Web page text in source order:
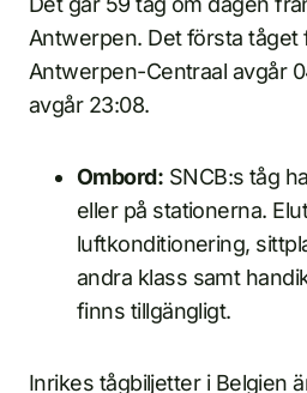
Antwerpen. Det första tåget
Antwerpen-Centraal avgår
avgår 23:08.
Ombord: SNCB:s tåg
eller på stationerna.
luftkonditionering,
andra klass samt
finns tillgängligt.
Inrikes tågbiljetter i Belgien